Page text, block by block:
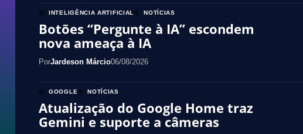
INTELIGÊNCIA ARTIFICIAL NOTÍCIAS
Botões “Pergunte à IA” escondem
nova ameaça à IA
PorJardeson Márcio06/08/2026
GOOGLE NOTÍCIAS
Atualização do Google Home traz
Gemini e suporte a câmeras